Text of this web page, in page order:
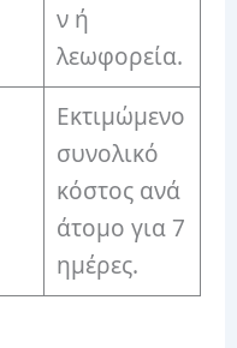
ν ή
λεωφορεία.
Εκτιμώμενο
συνολικό
κόστος ανά
άτομο για 7
ημέρες.